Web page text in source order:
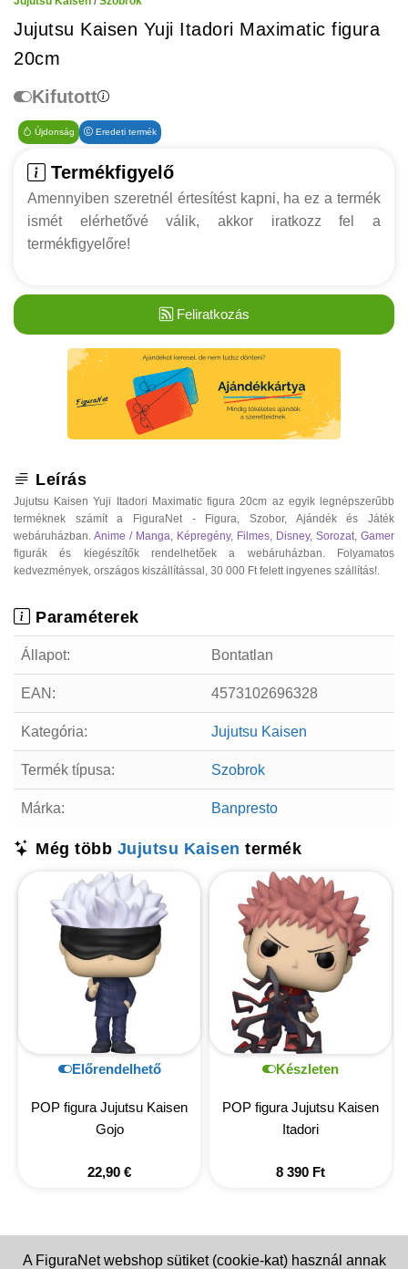
Jujutsu Kaisen Yuji Itadori Maximatic figura
20cm
Kifutott
Újdonság Eredeti termék
Termékfigyelő
Amennyiben szeretnél értesítést kapni, ha ez a termék
ismét elérhetővé válik, akkor iratkozz fel a
termékfigyelőre!
Feliratkozás
Leírás
Jujutsu Kaisen Yuji Itadori Maximatic figura 20cm az egyik legnépszerűbb
terméknek számít a FiguraNet - Figura, Szobor, Ajándék és Játék
webáruházban. Anime / Manga Képregény, Filmes Disney, Sorozat Gamer
figurák és kiegészítők rendelhetőek a webáruházban. Folyamatos
kedvezmények, országos kiszállítással, 30 000 Ft felett ingyenes szállítás!.
Paraméterek
Állapot: Bontatlan
EAN: 4573102696328
Kategória: Jujutsu Kaisen
Termék típusa: Szobrok
Márka: Banpresto
Még több Jujutsu Kaisen termék
Előrendelhető
POP figura Jujutsu Kaisen
Gojo
22,90 €
Készleten
POP figura Jujutsu Kaisen
Itadori
8 390 Ft
A FiguraNet webshop sütiket (cookie-kat) használ annak